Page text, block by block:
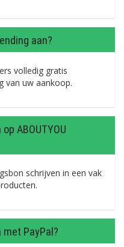
aan?
volledig gratis
van uw aankoop.
ABOUTYOU
schrijven in een vak
met PayPal?